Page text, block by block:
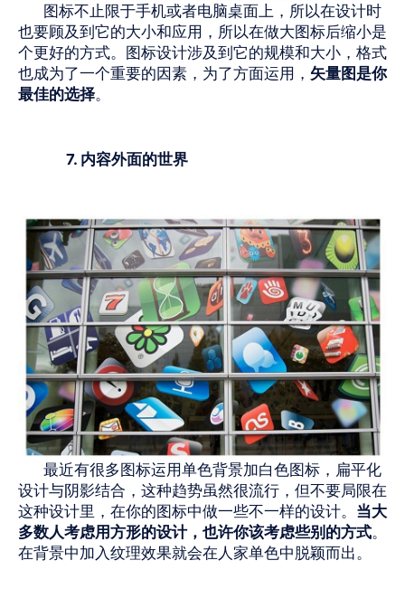
图标不止限于手机或者电脑桌面上，所以在设计时
也要顾及到它的大小和应用，所以在做大图标后缩小是
个更好的方式。图标设计涉及到它的规模和大小，格式
也成为了一个重要的因素，为了方面运用， 矢量图是你
最佳的选择。
7. 内容外面的世界
最近有很多图标运用单色背景加白色图标，扁平化
设计与阴影结合，这种趋势虽然很流行，但不要局限在
这种设计里，在你的图标中做一些不一样的设计。 当大
多数人考虑用方形的设计，也许你该考虑些别的方式。
在背景中加入纹理效果就会在人家单色中脱颖而出。